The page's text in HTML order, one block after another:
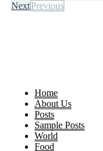
NextPrevious
Home
About Us
Posts
Sample Posts
World
Food